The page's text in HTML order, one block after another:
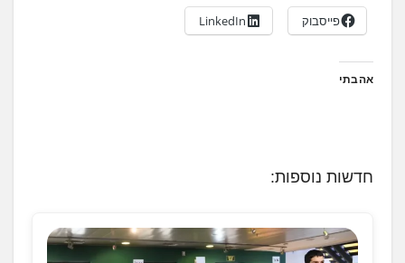
פייסבוק LinkedIn
אהבתי
חדשות נוספות: